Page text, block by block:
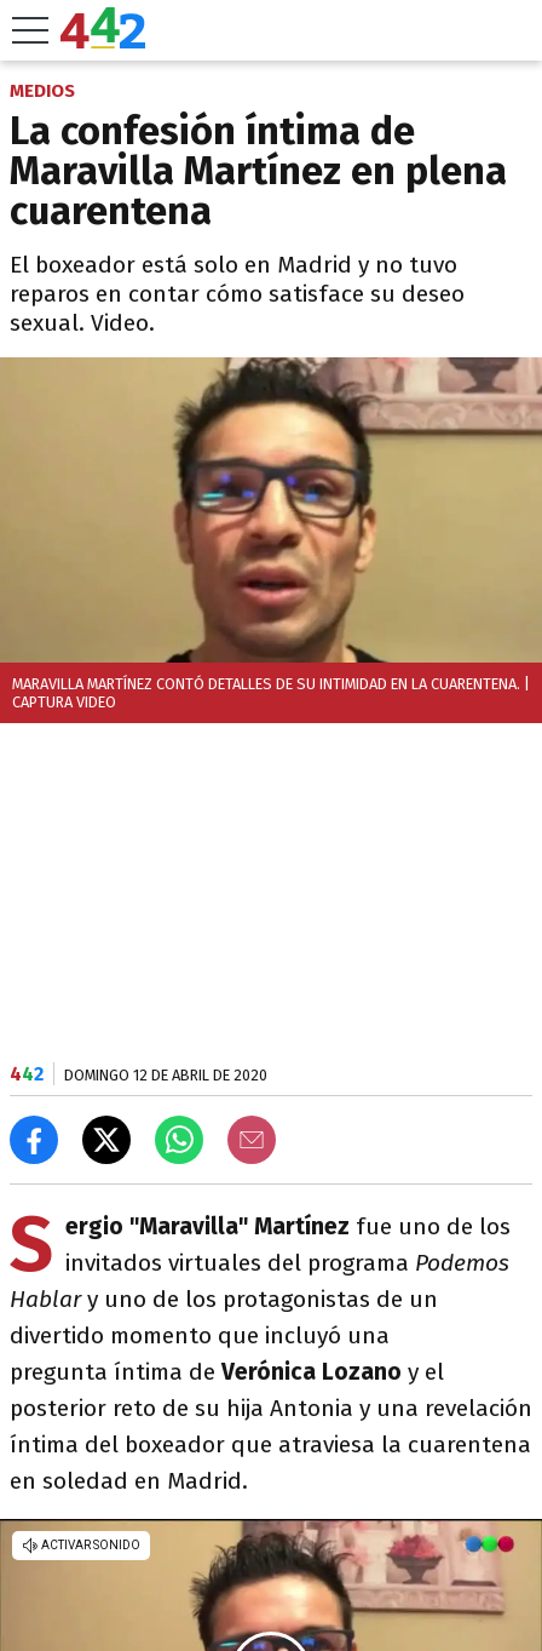
MEDIOS
La confesión íntima de
Maravilla Martínez en plena
cuarentena
El boxeador está solo en Madrid y no tuvo
reparos en contar cómo satisface su deseo
sexual. Video.
MARAVILLA MARTÍNEZ CONTÓ DETALLES DE SU INTIMIDAD EN LA CUARENTENA.
CAPTURA VIDEO
442 DOMINGO 12 DE ABRIL DE 2020
S ergio "Maravilla" Martínez fue uno de los
invitados virtuales del programa Podemos
Hablary uno de los protagonistas de un
divertido momento que incluyó una
pregunta íntima deVerónica Lozano y el
posterior reto de su hija Antonia y una revelación
íntima del boxeador que atraviesa la cuarentena
en soledad en Madrid.